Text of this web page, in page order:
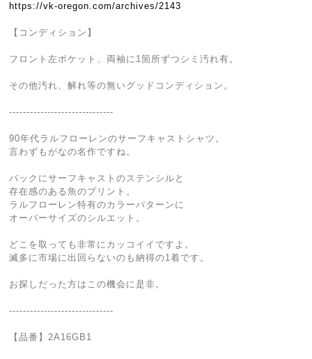
https://vk-oregon.com/archives/2143
【コンディション】
フロント左ポケット、両袖に1箇所ずつシミ汚れ有。
その他汚れ、解れ等の無いグッドコンディション。
------------------------------
90年代ラルフローレンのサーフキャストシャツ。
言わずもがなの名作ですね。
バックにサーフキャストのステンシルと
存在感のある魚のプリント。
ラルフローレン特有のカラーパターンに
オーバーサイズのシルエット。
どこを取っても非常にカッコイイですよ。
滅多に市場に出回らないのも納得の1着です。
お探しだった方はこの機会に是非。
------------------------------
【品番】2A16GB1